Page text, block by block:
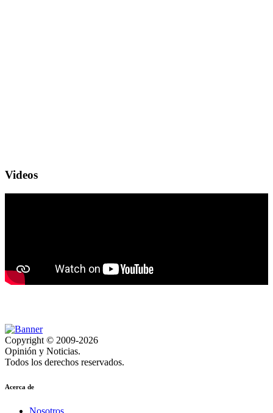
Videos
Copyright © 2009-2026
Opinión y Noticias.
Todos los derechos reservados.
Acerca de
Nosotros